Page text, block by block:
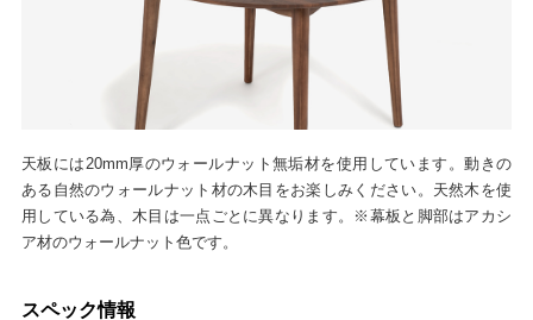
天板には20mm厚のウォールナット無垢材を使用しています。動きの
ある自然のウォールナット材の木目をお楽しみください。天然木を使
用している為、木目は一点ごとに異なります。※幕板と脚部はアカシ
ア材のウォールナット色です。
スペック情報